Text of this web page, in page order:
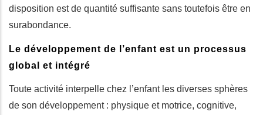
disposition est de quantité suffisante sans toutefois être en
surabondance.
Le développement de l’enfant est un processus
global et intégré
Toute activité interpelle chez l’enfant les diverses sphères
de son développement : physique et motrice, cognitive,